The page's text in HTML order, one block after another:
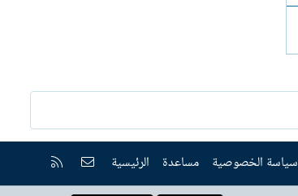
سياسة الخصوصية مساعدة الرئيسية إتصل بنا